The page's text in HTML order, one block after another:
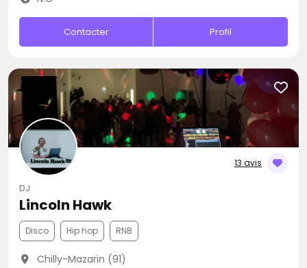
Contacter Profil
13 avis
DJ
Lincoln Hawk
Disco Hip hop RNB
Chilly-Mazarin (91)